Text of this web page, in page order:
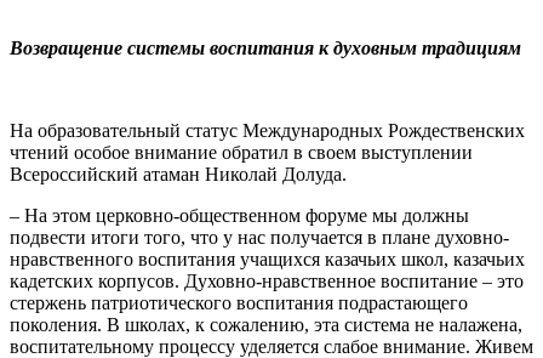
Возвращение системы воспитания к духовным традициям
На образовательный статус Международных Рождественских
чтений особое внимание обратил в своем выступлении
Всероссийский атаман Николай Долуда.
– На этом церковно-общественном форуме мы должны
подвести итоги того, что у нас получается в плане духовно-
нравственного воспитания учащихся казачьих школ, казачьих
кадетских корпусов. Духовно-нравственное воспитание – это
стержень патриотического воспитания подрастающего
поколения. В школах, к сожалению, эта система не налажена,
воспитательному процессу уделяется слабое внимание. Живем